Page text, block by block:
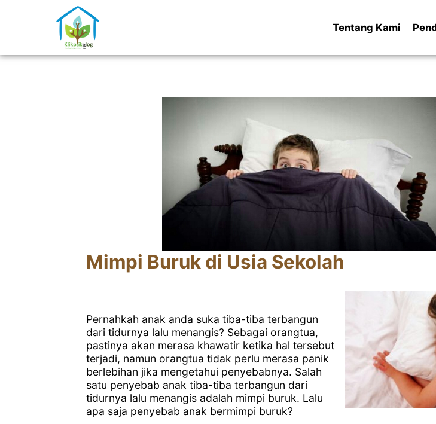
Tentang Kami
Mimpi Buruk di Usia Sekolah
Pernahkah anak anda suka tiba-tiba terbangun
dari tidurnya lalu menangis? Sebagai orangtua,
pastinya akan merasa khawatir ketika hal tersebut
terjadi, namun orangtua tidak perlu merasa panik
berlebihan jika mengetahui penyebabnya. Salah
satu penyebab anak tiba-tiba terbangun dari
tidurnya lalu menangis adalah mimpi buruk. Lalu
apa saja penyebab anak bermimpi buruk?